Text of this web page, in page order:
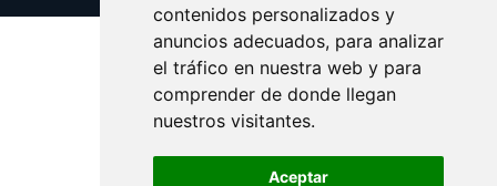
contenidos personalizados y
anuncios adecuados, para analizar
el tráfico en nuestra web y para
comprender de donde llegan
nuestros visitantes.
Aceptar